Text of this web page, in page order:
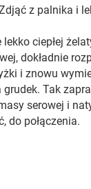
z palnika i
lekko ciepłej
dokładnie
i znowu
grudek. Tak
serowej i
do połączenia.